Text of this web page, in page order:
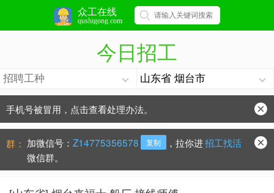
众工在线
qushigong.com
今日招工
手机号被冒用，点击查看处理办法。
防骗常识：学会这些不上当？
群： 加微信号： Z14775356578 复制 ，拉你进招工找活
微信群。